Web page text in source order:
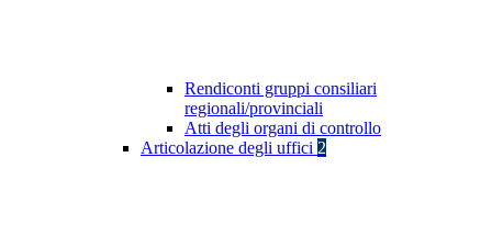
Rendiconti gruppi consiliari
regionali/provinciali
Atti degli organi di controllo
Articolazione degli uffici 2